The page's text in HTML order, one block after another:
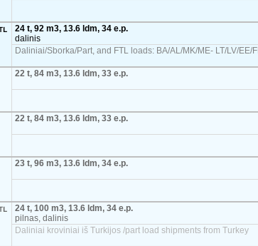
24 t, 92 m3, 13.6 ldm, 34 e.p.
dalinis
Daliniai/Sborka/Part, and FTL loads: BA/AL/MK/ME- LT/LV/EE/FI
22 t, 84 m3, 13.6 ldm, 33 e.p.
22 t, 84 m3, 13.6 ldm, 33 e.p.
23 t, 96 m3, 13.6 ldm, 34 e.p.
24 t, 100 m3, 13.6 ldm, 34 e.p.
pilnas, dalinis
Daliniai kroviniai iš Turkijos /part load shipments from Turkey